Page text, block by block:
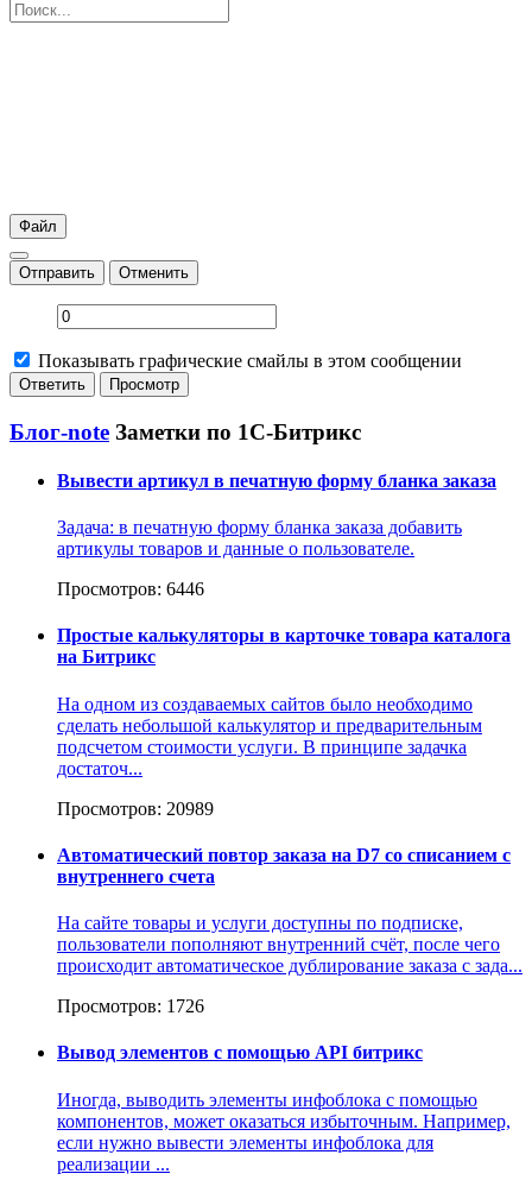
Файл
Отправить Отменить
Показывать графические смайлы в этом сообщении
Блог-note Заметки по 1С-Битрикс
Вывести артикул в печатную форму бланка заказа
Задача: в печатную форму бланка заказа добавить
артикулы товаров и данные о пользователе.
Просмотров: 6446
Простые калькуляторы в карточке товара каталога
на Битрикс
На одном из создаваемых сайтов было необходимо
сделать небольшой калькулятор и предварительным
подсчетом стоимости услуги. В принципе задачка
достаточ...
Просмотров: 20989
Автоматический повтор заказа на D7 со списанием с
внутреннего счета
На сайте товары и услуги доступны по подписке,
пользователи пополняют внутренний счёт, после чего
происходит автоматическое дублирование заказа с зада...
Просмотров: 1726
Вывод элементов с помощью API битрикс
Иногда, выводить элементы инфоблока с помощью
компонентов, может оказаться избыточным. Например,
если нужно вывести элементы инфоблока для
реализации ...